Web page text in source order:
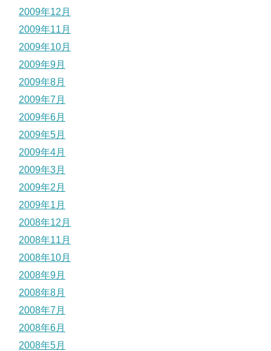
2009年12月
2009年11月
2009年10月
2009年9月
2009年8月
2009年7月
2009年6月
2009年5月
2009年4月
2009年3月
2009年2月
2009年1月
2008年12月
2008年11月
2008年10月
2008年9月
2008年8月
2008年7月
2008年6月
2008年5月